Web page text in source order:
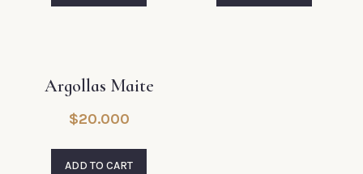
Argollas Maite
$20.000
ADD TO CART